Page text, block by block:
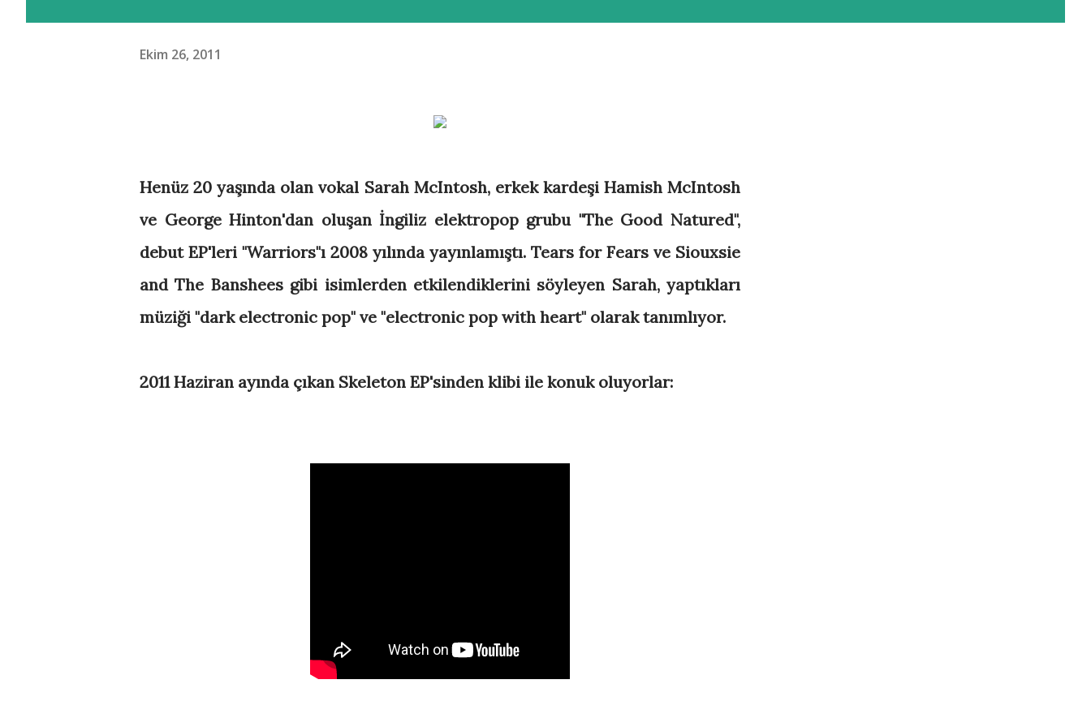
Ekim 26, 2011
Henüz 20 yaşında olan vokal Sarah McIntosh, erkek kardeşi Hamish McIntosh
ve George Hinton'dan oluşan İngiliz elektropop grubu "The Good Natured",
debut EP'leri "Warriors"ı 2008 yılında yayınlamıştı. Tears for Fears ve Siouxsie
and The Banshees gibi isimlerden etkilendiklerini söyleyen Sarah, yaptıkları
müziği "dark electronic pop" ve "electronic pop with heart" olarak tanımlıyor.
2011 Haziran ayında çıkan Skeleton EP'sinden klibi ile konuk oluyorlar: